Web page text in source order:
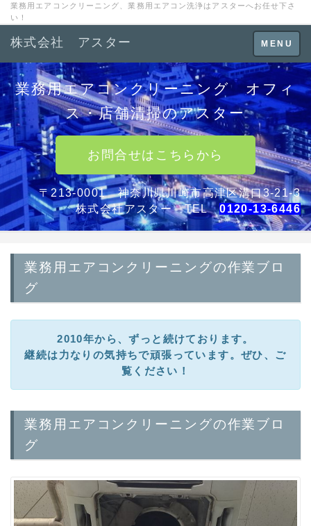
業務用エアコンクリーニング、業務用エアコン洗浄はアスターへお任せ下さ
い！
Toggle
navigation
MENU
株式会社 アスター
業務用エアコンクリーニング オフィ
ス・店舗清掃のアスター
お問合せはこちらから
〒213-0001 神奈川県川崎市高津区溝口3-21-3
株式会社アスター TEL0120-13-6446
業務用エアコンクリーニングの作業ブロ
グ
2010年から、ずっと続けております。
継続は力なりの気持ちで頑張っています。ぜひ、ご
覧ください！
業務用エアコンクリーニングの作業ブロ
グ